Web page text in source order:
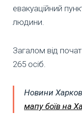
евакуаційний
людини.
Загалом від
265 осіб.
Новини
мапу боїв на